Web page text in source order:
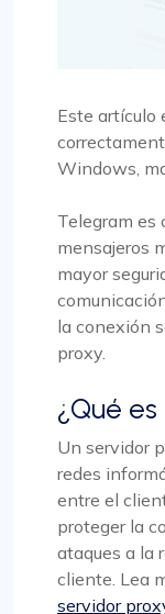
Este artículo
Windows,
Telegram es
mensajeros
mayor
la conexión
proxy.
¿Qué
Un servidor
redes
entre el
proteger la
ataques a la
cliente. Lea
servidor